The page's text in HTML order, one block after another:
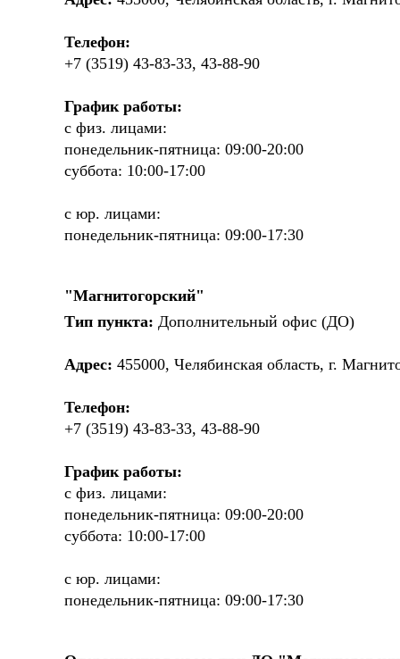
Телефон:
+7 (3519) 43-83-33, 43-88-90
График работы:
с физ. лицами:
понедельник-пятница: 09:00-20:00
суббота: 10:00-17:00
с юр. лицами:
понедельник-пятница: 09:00-17:30
"Магнитогорский"
Тип пункта: Дополнительный офис (ДО)
Адрес: 455000, Челябинская область, г.
Телефон:
+7 (3519) 43-83-33, 43-88-90
График работы:
с физ. лицами:
понедельник-пятница: 09:00-20:00
суббота: 10:00-17:00
с юр. лицами:
понедельник-пятница: 09:00-17:30